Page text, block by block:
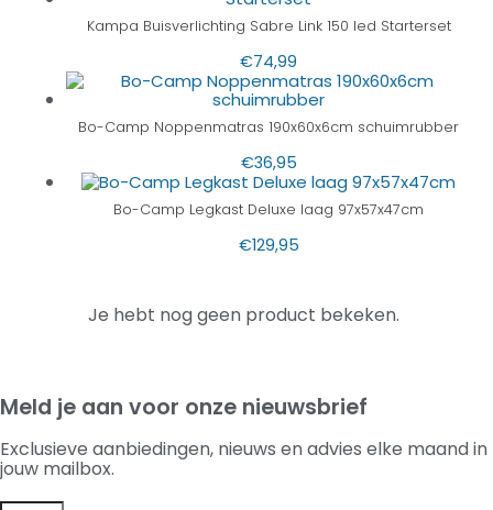
Kampa Buisverlichting Sabre Link 150 led Starterset
€74,99
Bo-Camp Noppenmatras 190x60x6cm schuimrubber
€36,95
Bo-Camp Legkast Deluxe laag 97x57x47cm
€129,95
Je hebt nog geen product bekeken.
Meld je aan voor onze nieuwsbrief
Exclusieve aanbiedingen, nieuws en advies elke maand in
jouw mailbox.